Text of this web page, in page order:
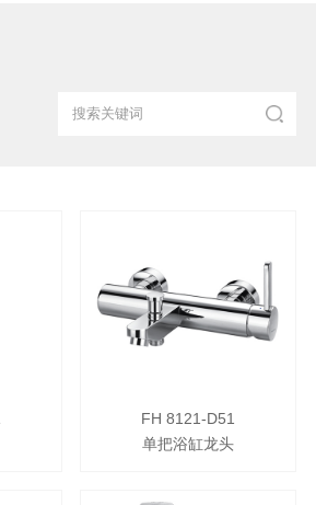
FH 8121-D51
单把浴缸龙头